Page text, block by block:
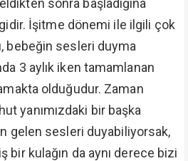
sonra başladığına
İşitme dönemi ile ilgili çok
bebeğin sesleri duyma
3 aylık iken tamamlanan
olduğudur. Zaman
yanımızdaki bir başka
gelen sesleri duyabiliyorsak,
bir kulağın da aynı derece bizi